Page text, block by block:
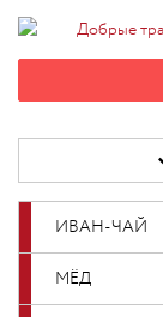
ИНФОРМАЦИЯ
КОНТАКТЫ
НОВИНКИ
ИВАН-ЧАЙ
МЁД